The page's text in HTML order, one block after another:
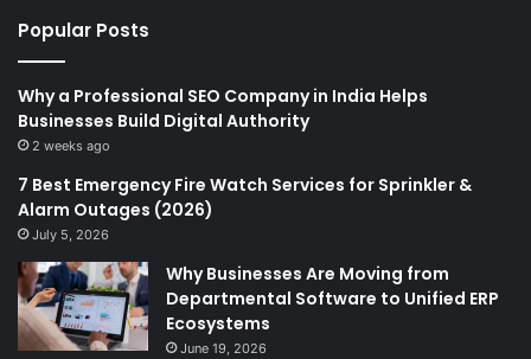
Popular Posts
Why a Professional SEO Company in India Helps
Businesses Build Digital Authority
2 weeks ago
7 Best Emergency Fire Watch Services for Sprinkler &
Alarm Outages (2026)
July 5, 2026
Why Businesses Are Moving from
Departmental Software to Unified ERP
Ecosystems
June 19, 2026